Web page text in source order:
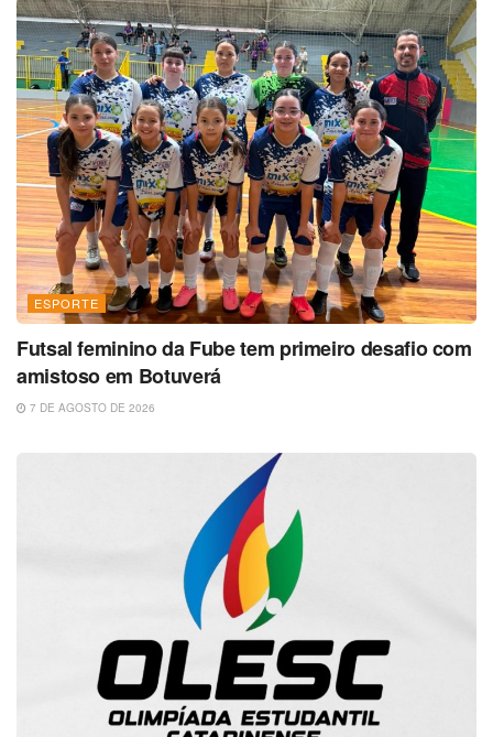
ESPORTE
Futsal feminino da Fube tem primeiro desafio com
amistoso em Botuverá
7 DE AGOSTO DE 2026